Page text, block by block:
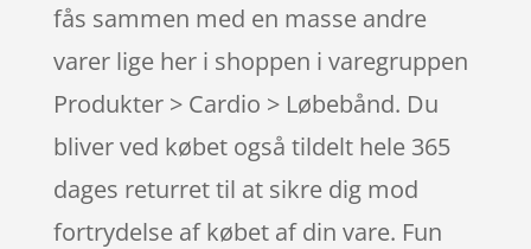
fås sammen med en masse andre
varer lige her i shoppen i varegruppen
Produkter > Cardio > Løbebånd. Du
bliver ved købet også tildelt hele 365
dages returret til at sikre dig mod
fortrydelse af købet af din vare. Fun